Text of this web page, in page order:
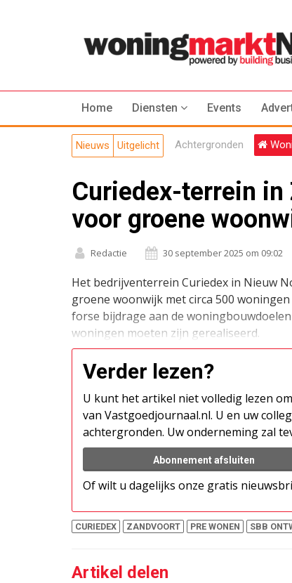
Home Diensten Events
Nieuws Uitgelicht Achtergronden
Curiedex-terrein
voor groene
Redactie 30 september 2025 om 09:02
Het bedrijventerrein Curiedex in Nieuw
groene woonwijk met circa 500
forse bijdrage aan de
woningen moeten zijn gerealiseerd.
Verder lezen?
U kunt het artikel niet volledig lezen
van Vastgoedjournaal.nl. U en uw
achtergronden. Uw onderneming zal
Abonnement afsluiten
Of wilt u dagelijks onze gratis
CURIEDEX ZANDVOORT PRE WONEN SBB
Artikel delen